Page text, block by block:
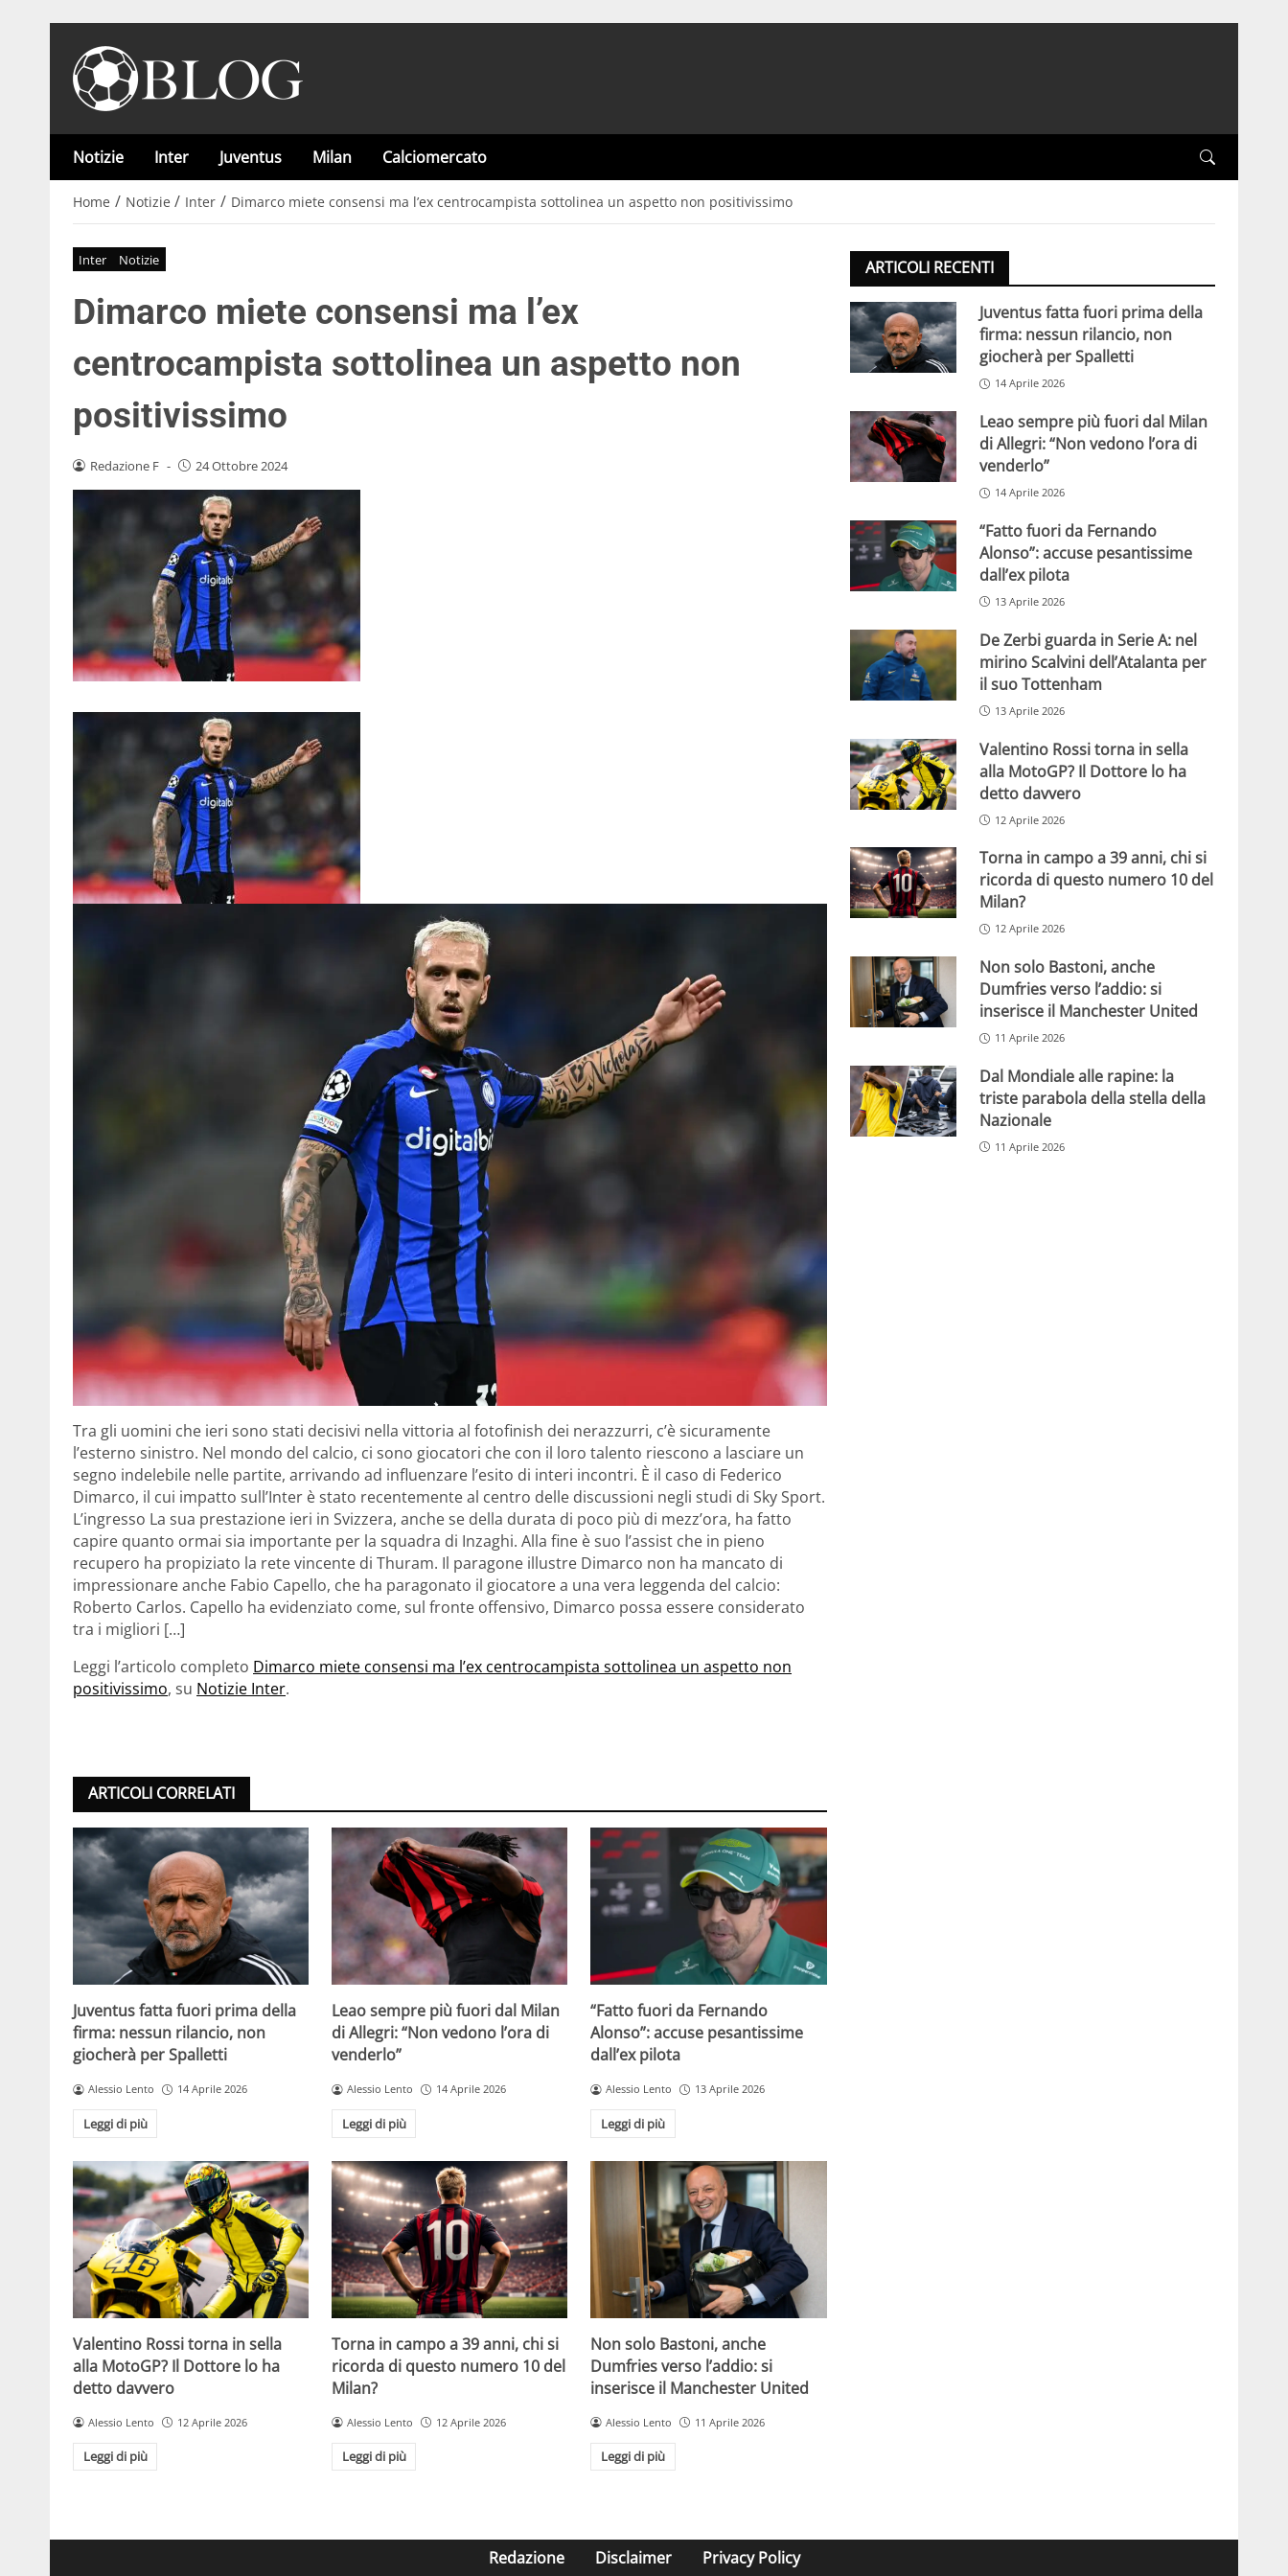
Notizie Inter Juventus Milan Calciomercato
Home / Notizie / Inter / Dimarco miete consensi ma l’ex centrocampista sottolinea un aspetto non positivissimo
Inter Notizie
Dimarco miete consensi ma l’ex
centrocampista sottolinea un aspetto non
positivissimo
Redazione F - 24 Ottobre 2024
Tra gli uomini che ieri sono stati decisivi nella vittoria al fotofinish dei nerazzurri, c’è sicuramente
l’esterno sinistro. Nel mondo del calcio, ci sono giocatori che con il loro talento riescono a lasciare un
segno indelebile nelle partite, arrivando ad influenzare l’esito di interi incontri. È il caso di Federico
Dimarco, il cui impatto sull’Inter è stato recentemente al centro delle discussioni negli studi di Sky Sport.
L’ingresso La sua prestazione ieri in Svizzera, anche se della durata di poco più di mezz’ora, ha fatto
capire quanto ormai sia importante per la squadra di Inzaghi. Alla fine è suo l’assist che in pieno
recupero ha propiziato la rete vincente di Thuram. Il paragone illustre Dimarco non ha mancato di
impressionare anche Fabio Capello, che ha paragonato il giocatore a una vera leggenda del calcio:
Roberto Carlos. Capello ha evidenziato come, sul fronte offensivo, Dimarco possa essere considerato
tra i migliori […]
Leggi l’articolo completo Dimarco miete consensi ma l’ex centrocampista sottolinea un aspetto non
positivissimo, su Notizie Inter.
ARTICOLI CORRELATI
Juventus fatta fuori prima della
firma: nessun rilancio, non
giocherà per Spalletti
Alessio Lento 14 Aprile 2026
Leggi di più
Leao sempre più fuori dal Milan
di Allegri: “Non vedono l’ora di
venderlo”
Alessio Lento 14 Aprile 2026
Leggi di più
“Fatto fuori da Fernando
Alonso”: accuse pesantissime
dall’ex pilota
Alessio Lento 13 Aprile 2026
Leggi di più
Valentino Rossi torna in sella
alla MotoGP? Il Dottore lo ha
detto davvero
Alessio Lento 12 Aprile 2026
Leggi di più
Torna in campo a 39 anni, chi si
ricorda di questo numero 10 del
Milan?
Alessio Lento 12 Aprile 2026
Leggi di più
Non solo Bastoni, anche
Dumfries verso l’addio: si
inserisce il Manchester United
Alessio Lento 11 Aprile 2026
Leggi di più
ARTICOLI RECENTI
Juventus fatta fuori prima della
firma: nessun rilancio, non
giocherà per Spalletti
14 Aprile 2026
Leao sempre più fuori dal Milan
di Allegri: “Non vedono l’ora di
venderlo”
14 Aprile 2026
“Fatto fuori da Fernando
Alonso”: accuse pesantissime
dall’ex pilota
13 Aprile 2026
De Zerbi guarda in Serie A: nel
mirino Scalvini dell’Atalanta per
il suo Tottenham
13 Aprile 2026
Valentino Rossi torna in sella
alla MotoGP? Il Dottore lo ha
detto davvero
12 Aprile 2026
Torna in campo a 39 anni, chi si
ricorda di questo numero 10 del
Milan?
12 Aprile 2026
Non solo Bastoni, anche
Dumfries verso l’addio: si
inserisce il Manchester United
11 Aprile 2026
Dal Mondiale alle rapine: la
triste parabola della stella della
Nazionale
11 Aprile 2026
Redazione Disclaimer Privacy Policy